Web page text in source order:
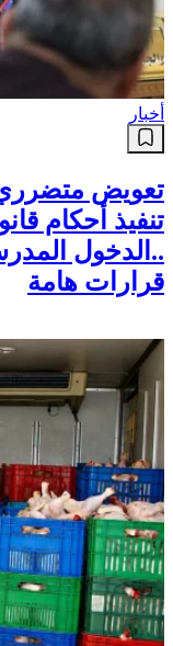
أخبار
تعويض متضرري
تنفيذ أحكام
..الدخول
قرارات هامة